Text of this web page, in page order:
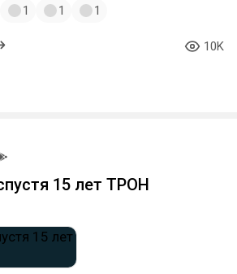
1 1 1
10K
15 лет ТРОН